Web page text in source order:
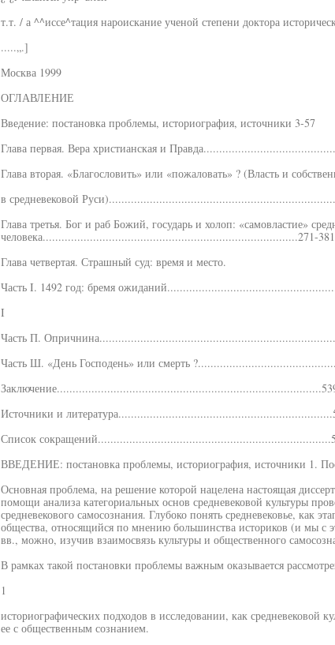
т.т. / а ^^иссе^тация нароискание ученой степени доктора
.....„.]
Москва 1999
ОГЛАВЛЕНИЕ
Введение: постановка проблемы, историография, источники 3-57
Глава первая. Вера христианская и
Глава вторая. «Благословить» или «пожаловать» ? (Власть и
в средневековой
Глава третья. Бог и раб Божий, государь и холоп: «самовластие»
человека.................................................................................271-381
Глава четвертая. Страшный суд: время и место.
Часть I. 1492 год: бремя
I
Часть П.
Часть Ш. «День Господень» или смерть
Источники и
Список
ВВЕДЕНИЕ: постановка проблемы, историография, источники 1.
Основная проблема, на решение которой нацелена настоящая
помощи анализа категориальных основ средневековой культуры
средневекового самосознания. Глубоко понять средневековье, как
общества, относящийся по мнению большинства историков (и мы
вв., можно, изучив взаимосвязь культуры и общественного
В рамках такой постановки проблемы важным оказывается
1
историографических подходов в исследовании, как средневековой
ее с общественным сознанием.